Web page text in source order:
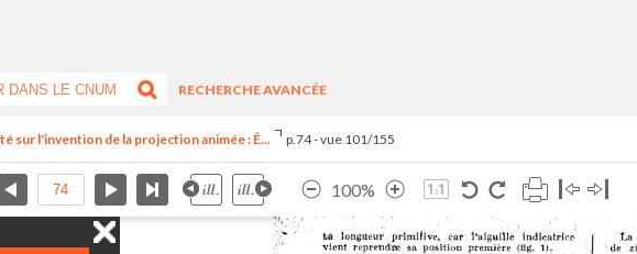
RECHERCHE AVANCÉE
sur l'invention de la projection animée : É... p.74 - vue 101/155
100%